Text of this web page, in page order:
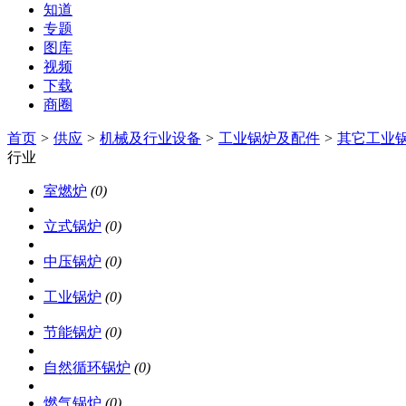
知道
专题
图库
视频
下载
商圈
首页 > 供应 > 机械及行业设备 > 工业锅炉及配件 > 其它工业
行业
室燃炉 (0)
立式锅炉 (0)
中压锅炉 (0)
工业锅炉 (0)
节能锅炉 (0)
自然循环锅炉 (0)
燃气锅炉 (0)